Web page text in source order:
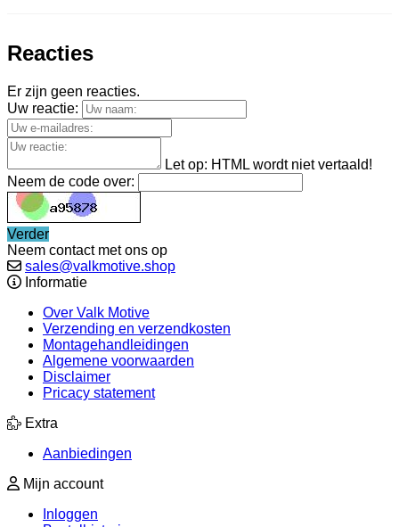
Reacties
Er zijn geen reacties.
Uw reactie:
Let op: HTML wordt niet vertaald!
Neem de code over:
Verder
Neem contact met ons op
sales@valkmotive.shop
Informatie
Over Valk Motive
Verzending en verzendkosten
Montagehandleidingen
Algemene voorwaarden
Disclaimer
Pricacy statement
Extra
Aanbiedingen
Mijn account
Inloggen